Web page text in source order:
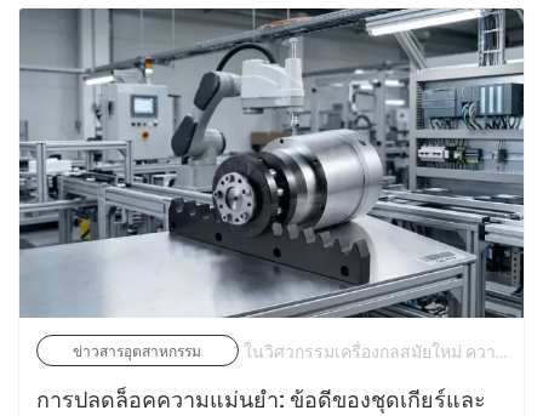
ข่าวสารอุตสาหกรรม ในวิศวกรรมเครื่องกลสมัยใหม่ ความแม่นยำในการเคลื่อนไหวไม่ใช่เรื่องหรูหราอีกต่อไป แต่เป็นข้อกำหนดด้านประสิทธิภาพหลัก อุตสาหกรรมต่างๆ เช่น หุ่นยนต์ การผลิตเซมิคอนดักเตอร์ เครื่องจักรกลซีเอ็นซี ระบบการบินและอวกาศ และระบบอัตโนมัติที่มีความแม่นยำ ล้วนขึ้นอยู่กับระบบส่งกำลังที่สามารถให้ความแม่นยำในการวางตำแหน่งในระดับสูง การเคลื่อนไหวที่ราบรื่น และประสิทธิภาพการทำงานแบบไม่มีฟันเฟือง | 22/05/2026
การปลดล็อคความแม่นยำ: ข้อดีของชุดเกียร์และ